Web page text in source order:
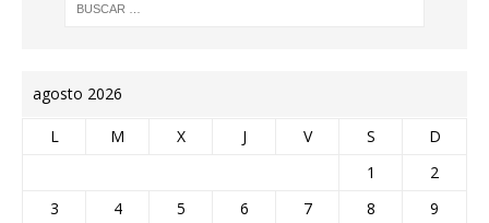
agosto 2026
L M X J V S
D
1
2
3
4 5 6 7 8
9